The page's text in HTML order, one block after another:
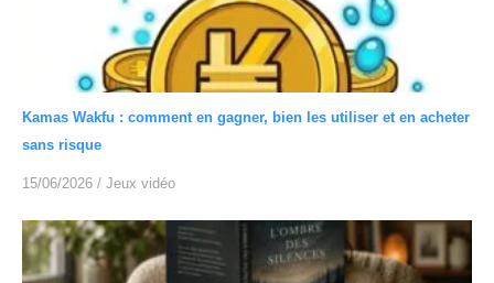
Kamas Wakfu : comment en gagner, bien les utiliser et en acheter
sans risque
15/06/2026 / Jeux vidéo